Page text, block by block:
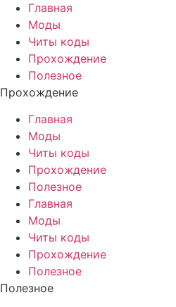
Главная
Моды
Читы коды
Прохождение
Полезное
Прохождение
Главная
Моды
Читы коды
Прохождение
Полезное
Главная
Моды
Читы коды
Прохождение
Полезное
Полезное